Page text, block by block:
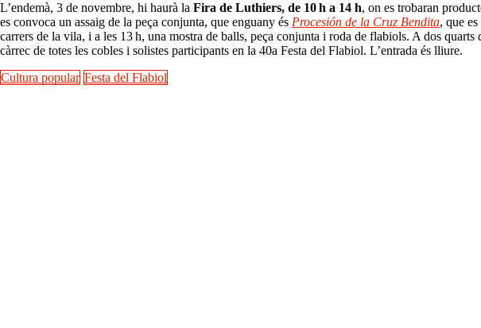
L’endemà, 3 de novembre, hi haurà la Fira de Luthiers, de 10 h a 14 h, on es trobaran
es convoca un assaig de la peça conjunta, que enguany és Procesión de la Cruz Bendita, que
carrers de la vila, i a les 13 h, una mostra de balls, peça conjunta i roda de flabiols. A dos
càrrec de totes les cobles i solistes participants en la 40a Festa del Flabiol. L’entrada és lliure.
Cultura popular Festa del Flabiol